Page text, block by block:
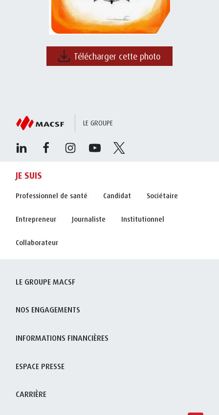
Télécharger cette photo
LE GROUPE
JE SUIS
Professionnel de santé Candidat Sociétaire
Entrepreneur Journaliste Institutionnel
Collaborateur
LE GROUPE MACSF
NOS ENGAGEMENTS
INFORMATIONS FINANCIÈRES
ESPACE PRESSE
CARRIÈRE